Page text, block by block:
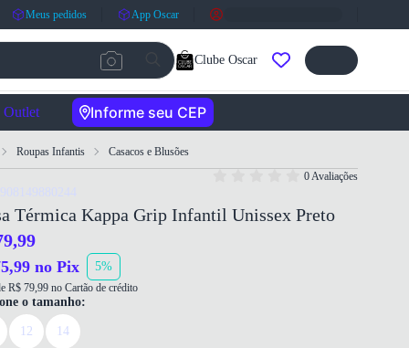
Meus pedidos App Oscar
Clube Oscar
Outlet Informe seu CEP
Roupas Infantis
Casacos e Blusões
0 Avaliações
Térmica Kappa Grip Infantil Unissex Preto
no Pix 5%
R$ 79,99 no Cartão de crédito
o tamanho:
12 14